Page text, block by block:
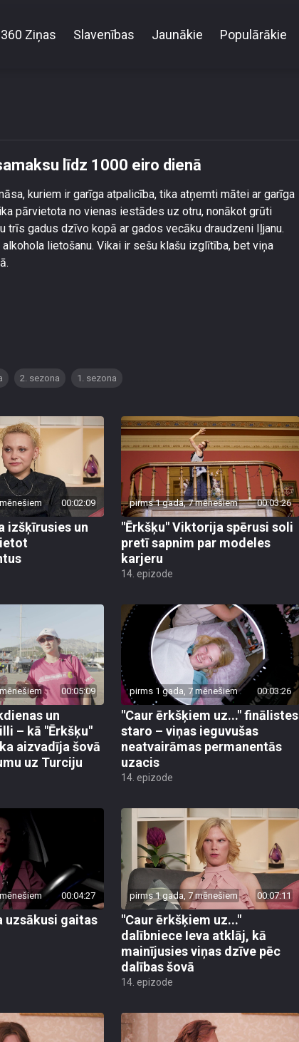
360 Ziņas Slavenības Jaunākie Populārākie
līdz 1000 eiro dienā
kuriem ir garīga atpalicība, tika atņemti mātei ar garīga
pārvietota no vienas iestādes uz otru, nonākot grūti
trīs gadus dzīvo kopā ar gados vecāku draudzeni Iļjanu.
lietošanu. Vikai ir sešu klašu izglītība, bet viņa
2. sezona 1. sezona
00:02:09
izšķīrusies un
pirms 1 gada, 7 mēnešiem 00:03:26
"Ērkšķu" Viktorija spērusi soli
pretī sapnim par modeles
karjeru
14. epizode
00:05:09
un
– kā "Ērkšķu"
aizvadīja šovā
uz Turciju
pirms 1 gada, 7 mēnešiem 00:03:26
"Caur ērkšķiem uz..." finālistes
staro – viņas ieguvušas
neatvairāmas permanentās
uzacis
14. epizode
00:04:27
uzsākusi gaitas
pirms 1 gada, 7 mēnešiem 00:07:11
"Caur ērkšķiem uz..."
dalībniece Ieva atklāj, kā
mainījusies viņas dzīve pēc
dalības šovā
14. epizode